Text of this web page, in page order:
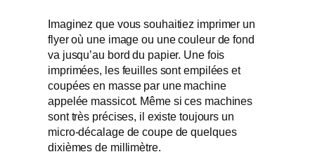
Imaginez que vous souhaitiez imprimer un
flyer où une image ou une couleur de fond
va jusqu’au bord du papier. Une fois
imprimées, les feuilles sont empilées et
coupées en masse par une machine
appelée massicot. Même si ces machines
sont très précises, il existe toujours un
micro-décalage de coupe de quelques
dixièmes de millimètre.